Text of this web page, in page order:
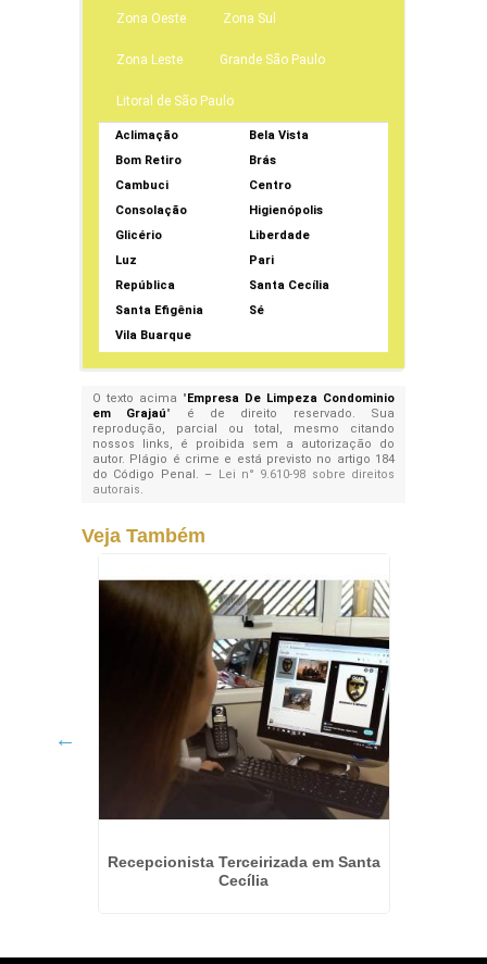
Zona Oeste Zona Sul
Zona Leste Grande São Paulo
Litoral de São Paulo
Aclimação
Bela Vista
Bom Retiro
Brás
Cambuci
Centro
Consolação
Higienópolis
Glicério
Liberdade
Luz
Pari
República
Santa Cecília
Santa Efigênia
Sé
Vila Buarque
O texto acima "Empresa De Limpeza Condominio
em Grajaú" é de direito reservado. Sua
reprodução, parcial ou total, mesmo citando
nossos links, é proibida sem a autorização do
autor. Plágio é crime e está previsto no artigo 184
do Código Penal. – Lei n° 9.610-98 sobre direitos
autorais.
Veja Também
Recepcionista Terceirizada em Santa
Cecília